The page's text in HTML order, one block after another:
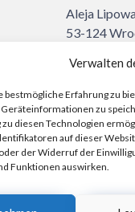
Verwalten
bestmögliche Erfahrung zu
zu
diesen Technologien
auf dieser
der Widerruf der
Funktionen auswirken.
Aleja
53-124
+48 71 307
NIP 897-
REGON
KRS